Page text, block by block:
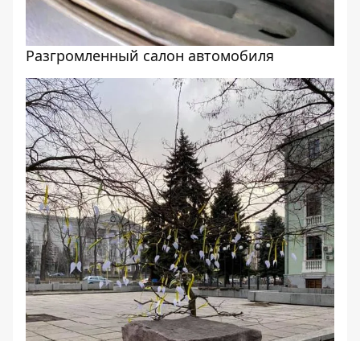
Разгромленный салон автомобиля